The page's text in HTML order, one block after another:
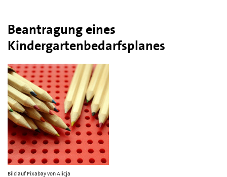
Beantragung eines
Kindergartenbedarfsplanes
Bild auf Pixabay von Alicja